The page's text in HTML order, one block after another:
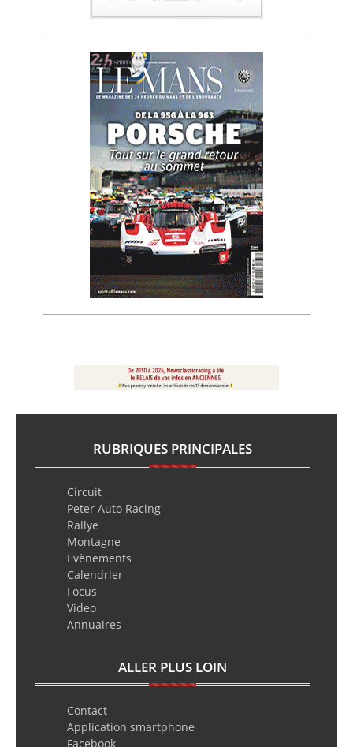
RUBRIQUES PRINCIPALES
Circuit
Peter Auto Racing
Rallye
Montagne
Evènements
Calendrier
Focus
Video
Annuaires
ALLER PLUS LOIN
Contact
Application smartphone
Facebook